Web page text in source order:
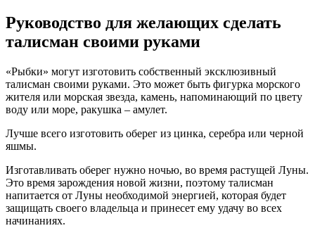
Руководство для желающих сделать
талисман своими руками
«Рыбки» могут изготовить собственный эксклюзивный
талисман своими руками. Это может быть фигурка морского
жителя или морская звезда, камень, напоминающий по цвету
воду или море, ракушка – амулет.
Лучше всего изготовить оберег из цинка, серебра или черной
яшмы.
Изготавливать оберег нужно ночью, во время растущей Луны.
Это время зарождения новой жизни, поэтому талисман
напитается от Луны необходимой энергией, которая будет
защищать своего владельца и принесет ему удачу во всех
начинаниях.